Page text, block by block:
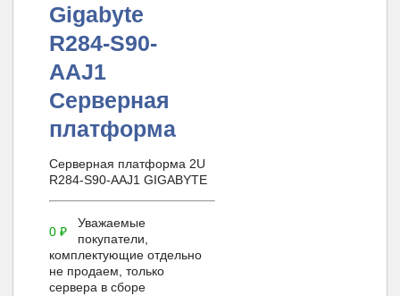
Gigabyte
R284-S90-
AAJ1
Серверная
платформа
Серверная платформа 2U
R284-S90-AAJ1 GIGABYTE
0₽
Уважаемые
покупатели,
комплектующие отдельно
не продаем, только
сервера в сборе